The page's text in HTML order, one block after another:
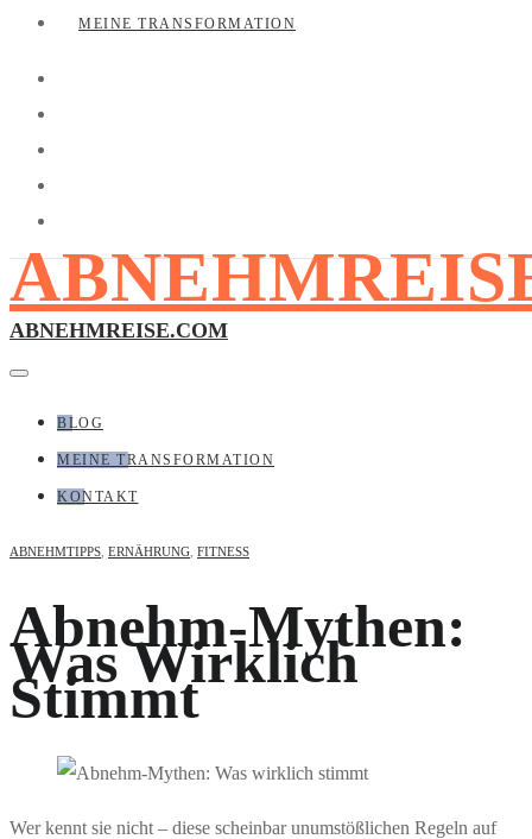
MEINE TRANSFORMATION
ABNEHMREISE.COM
BLOG
MEINE TRANSFORMATION
KONTAKT
ABNEHMTIPPS ERNÄHRUNG FITNESS
Abnehm-Mythen:
Was Wirklich
Stimmt
Wer kennt sie nicht – diese scheinbar unumstößlichen Regeln auf